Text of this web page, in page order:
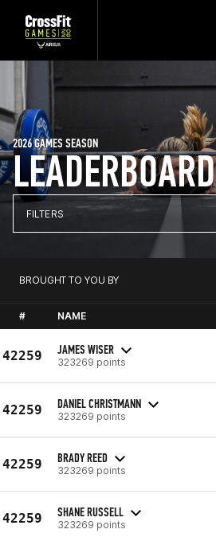
LEADERBOARD
2026 GAMES SEASON
FILTERS
BROUGHT TO YOU BY
# NAME
42259 JAMES WISER
323269 points
42259 DANIEL CHRISTMANN
323269 points
42259 BRADY REED
323269 points
42259 SHANE RUSSELL
323269 points